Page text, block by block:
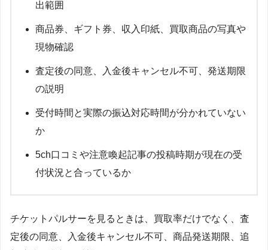
出範囲
商品券、ギフト券、収入印紙、買取商品の写真や
現物確認
査定後の同意、入金後キャンセル不可、発送期限
の説明
受付時間と実際の振込対応時間が分かれていない
か
5ch口コミや注意喚起記事の投稿時期が現在の受
付状況と合っているか
チケットパルサーを見るときは、買取率だけでなく、査
定後の同意、入金後キャンセル不可、商品発送期限、追